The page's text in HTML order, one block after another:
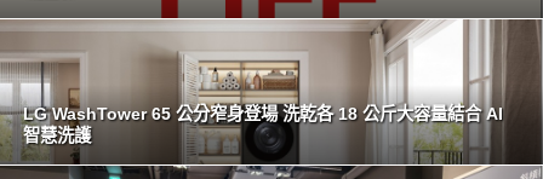
LG WashTower 65 公分窄身登場 洗乾各 18 公斤大容量結合 AI
智慧洗護